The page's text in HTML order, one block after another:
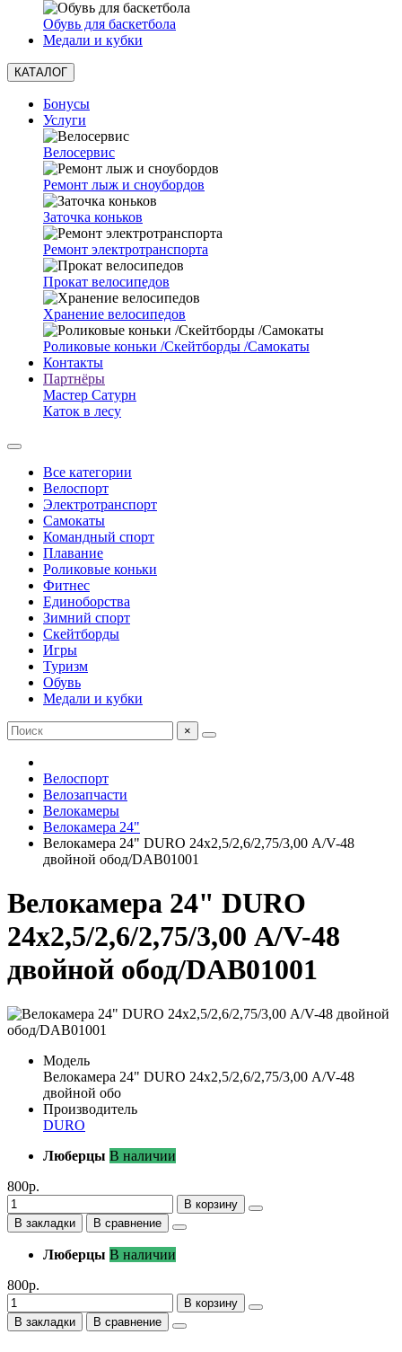
Обувь для баскетбола
Медали и кубки
КАТАЛОГ
Бонусы
Услуги
Велосервис
Ремонт лыж и сноубордов
Заточка коньков
Ремонт электротранспорта
Прокат велосипедов
Хранение велосипедов
Роликовые коньки /Скейтборды /Самокаты
Контакты
Партнёры
Мастер Сатурн
Каток в лесу
Все категории
Велоспорт
Электротранспорт
Самокаты
Командный спорт
Плавание
Роликовые коньки
Фитнес
Единоборства
Зимний спорт
Скейтборды
Игры
Туризм
Обувь
Медали и кубки
×
Велоспорт
Велозапчасти
Велокамеры
Велокамера 24"
Велокамера 24" DURO 24х2,5/2,6/2,75/3,00 А/V-48
двойной обод/DAB01001
Велокамера 24" DURO
24х2,5/2,6/2,75/3,00 А/V-48
двойной обод/DAB01001
Модель
Велокамера 24" DURO 24х2,5/2,6/2,75/3,00 А/V-48
двойной обо
Производитель
DURO
Люберцы В наличии
800р.
В корзину
В закладки
В сравнение
Люберцы В наличии
800р.
В корзину
В закладки
В сравнение